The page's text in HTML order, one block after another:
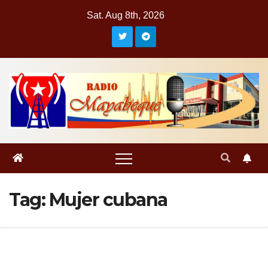
Sat. Aug 8th, 2026
Tag: Mujer cubana